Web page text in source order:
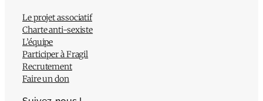
Le projet associatif
Charte anti-sexiste
L’équipe
Participer à Fragil
Recrutement
Faire un don